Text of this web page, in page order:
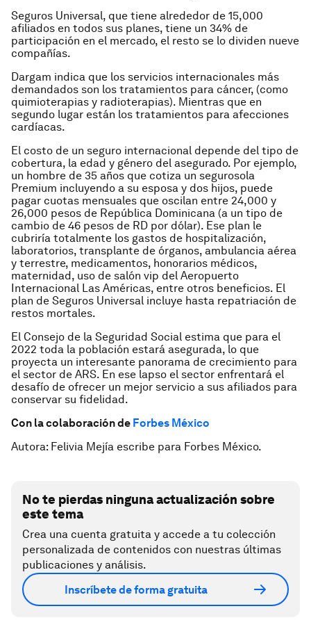
Seguros Universal, que tiene alrededor de 15,000
afiliados en todos sus planes, tiene un 34% de
participación en el mercado, el resto se lo dividen nueve
compañías.
Dargam indica que los servicios internacionales más
demandados son los tratamientos para cáncer, (como
quimioterapias y radioterapias). Mientras que en
segundo lugar están los tratamientos para afecciones
cardíacas.
El costo de un seguro internacional depende del tipo de
cobertura, la edad y género del asegurado. Por ejemplo,
un hombre de 35 años que cotiza un segurosola
Premium incluyendo a su esposa y dos hijos, puede
pagar cuotas mensuales que oscilan entre 24,000 y
26,000 pesos de República Dominicana (a un tipo de
cambio de 46 pesos de RD por dólar). Ese plan le
cubriría totalmente los gastos de hospitalización,
laboratorios, transplante de órganos, ambulancia aérea
y terrestre, medicamentos, honorarios médicos,
maternidad, uso de salón vip del Aeropuerto
Internacional Las Américas, entre otros beneficios. El
plan de Seguros Universal incluye hasta repatriación de
restos mortales.
El Consejo de la Seguridad Social estima que para el
2022 toda la población estará asegurada, lo que
proyecta un interesante panorama de crecimiento para
el sector de ARS. En ese lapso el sector enfrentará el
desafío de ofrecer un mejor servicio a sus afiliados para
conservar su fidelidad.
Con la colaboración de Forbes México
Autora: Felivia Mejía escribe para Forbes México.
No te pierdas ninguna actualización sobre
este tema
Crea una cuenta gratuita y accede a tu colección
personalizada de contenidos con nuestras últimas
publicaciones y análisis.
Inscríbete de forma gratuita